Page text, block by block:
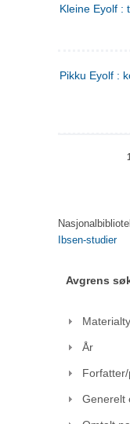
Kleine Eyolf :
Pikku Eyolf :
Ibsen-studier
Avgrens
År
Generelt